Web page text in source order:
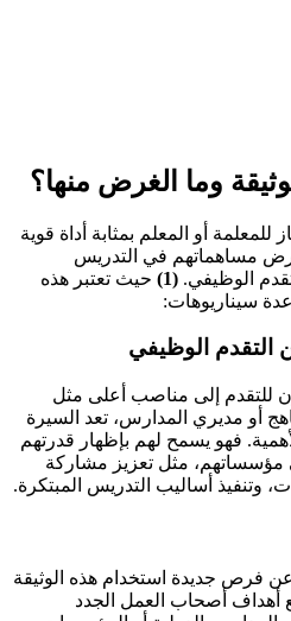
وما الغرض منها؟
للمعلمة أو المعلم بمثابة أداة قوية
مساهماتهم في التدريس
الوظيفي. (1)
حيث تعتبر هذه
سيناريوهات:
التقدم الوظيفي
للتقدم إلى مناصب أعلى مثل
أو مديري المدارس، تعد السيرة
فهو يسمح لهم بإظهار قدرتهم
مؤسساتهم، مثل تعزيز مشاركة
وتنفيذ أساليب التدريس المبتكرة.
فرص جديدة استخدام هذه الوثيقة
أهداف أصحاب العمل الجدد